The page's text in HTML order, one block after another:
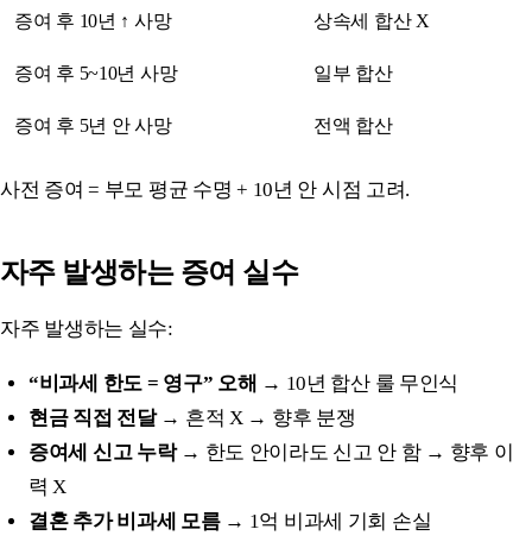
증여 후 10년 ↑ 사망 상속세 합산 X
증여 후 5~10년 사망 일부 합산
증여 후 5년 안 사망 전액 합산
사전 증여 = 부모 평균 수명 + 10년 안 시점 고려.
자주 발생하는 증여 실수
자주 발생하는 실수:
“비과세 한도 = 영구” 오해 → 10년 합산 룰 무인식
현금 직접 전달→ 흔적 X → 향후 분쟁
증여세 신고 누락→ 한도 안이라도 신고 안 함 → 향후 이
력 X
결혼 추가 비과세 모름→ 1억 비과세 기회 손실